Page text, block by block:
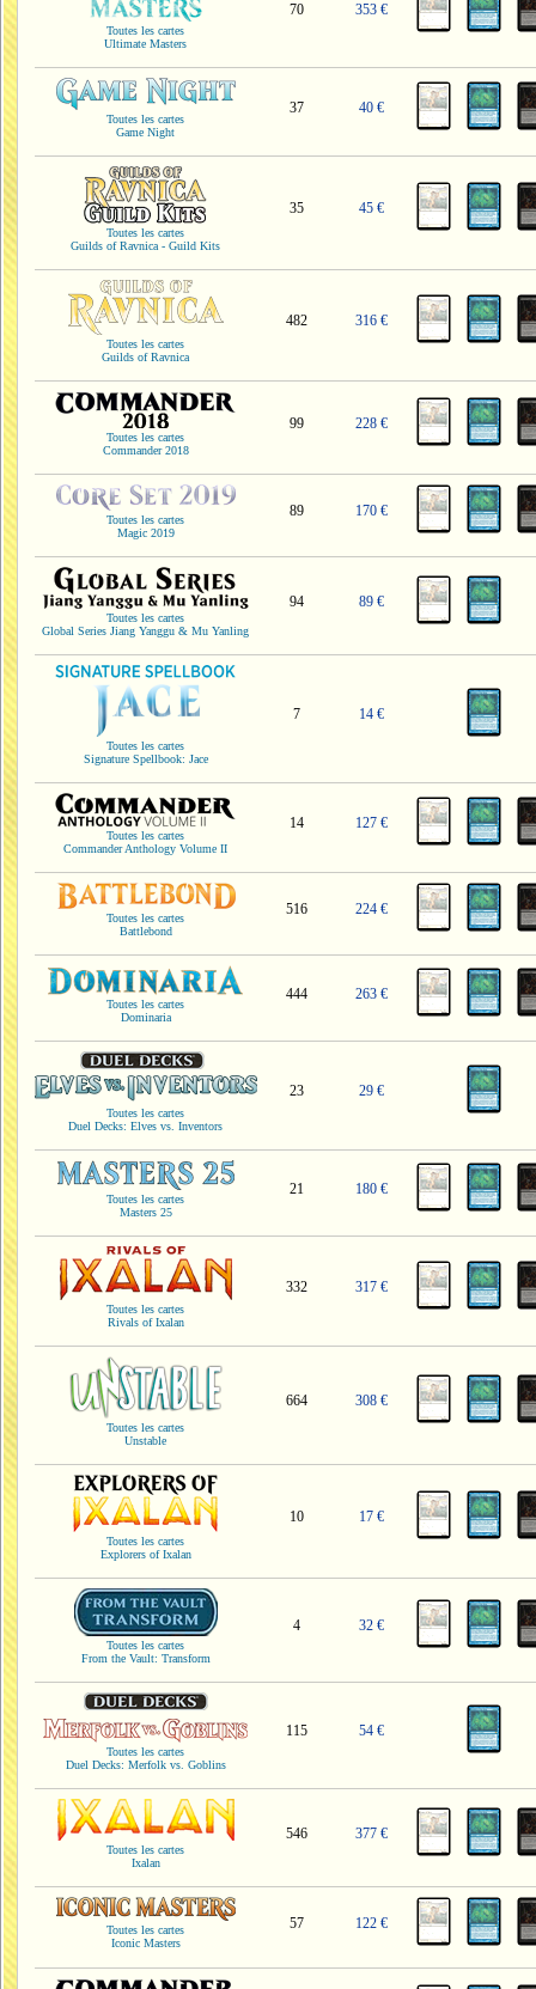
Toutes les cartes
Ultimate Masters
70 353 €
Toutes les cartes
Game Night
37 40 €
Toutes les cartes
Guilds of Ravnica - Guild Kits
35 45 €
Toutes les cartes
Guilds of Ravnica
482 316 €
Toutes les cartes
Commander 2018
99 228 €
Toutes les cartes
Magic 2019
89 170 €
Toutes les cartes
Global Series Jiang Yanggu & Mu Yanling
94 89 €
Toutes les cartes
Signature Spellbook: Jace
7 14 €
Toutes les cartes
Commander Anthology Volume II
14 127 €
Toutes les cartes
Battlebond
516 224 €
Toutes les cartes
Dominaria
444 263 €
Toutes les cartes
Duel Decks: Elves vs. Inventors
23 29 €
Toutes les cartes
Masters 25
21 180 €
Toutes les cartes
Rivals of Ixalan
332 317 €
Toutes les cartes
Unstable
664 308 €
Toutes les cartes
Explorers of Ixalan
10 17 €
Toutes les cartes
From the Vault: Transform
4 32 €
Toutes les cartes
Duel Decks: Merfolk vs. Goblins
115 54 €
Toutes les cartes
Ixalan
546 377 €
Toutes les cartes
Iconic Masters
57 122 €